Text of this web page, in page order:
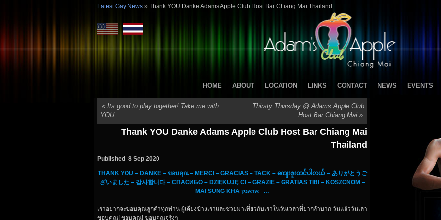
Latest Gay News » Thank YOU Danke Adams Apple Club Host Bar Chiang Mai Thailand
HOME ABOUT LOCATION LINKS CONTACT NEWS EVENTS
« Its good to play together! Take me with
YOU
Thirsty Thursday @ Adams Apple Club
Host Bar Chiang Mai »
Thank YOU Danke Adams Apple Club Host Bar Chiang Mai
Thailand
Published: 8 Sep 2020
THANK YOU – DANKE – ขอบคุณ – MERCI – GRACIAS – TACK – ကျေးဇူးတင်ပါတယ် – ありがとうご
ざいました – 감사합니다 – СПАСИБО – DZIĘKUJĘ CI – GRAZIE – GRATIAS TIBI – KÖSZÖNÖM –
MAI SUNG KHA אדאנק …
เราอยากจะขอบคุณลูกค้า​ทุกท่าน​ ผู้เคียงข้างเราและช่วยมาเที่ยวกับเราในวันเวลาที่ยากลำบาก​ วันแล้ววันเล่า​
ขอบคุณ​! ขอบคุณ!​ ขอบคุณ​จริงๆ